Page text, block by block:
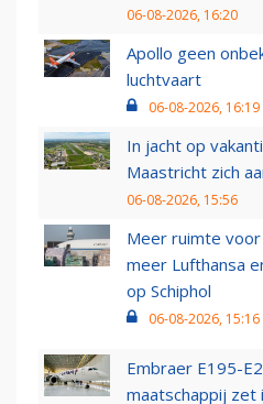
06-08-2026, 16:20
Apollo geen
luchtvaart
06-08-2026, 16:19
In jacht op
Maastricht zich
06-08-2026, 15:56
Meer ruimte
meer Lufthansa
op Schiphol
06-08-2026, 15:16
Embraer E195-
maatschappij zet